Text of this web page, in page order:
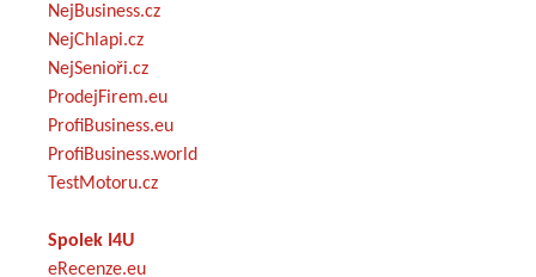
NejBusiness.cz
NejChlapi.cz
NejSenioři.cz
ProdejFirem.eu
ProfiBusiness.eu
ProfiBusiness.world
TestMotoru.cz
Spolek I4U
eRecenze.eu